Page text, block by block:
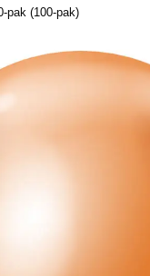
pak (100-pak)